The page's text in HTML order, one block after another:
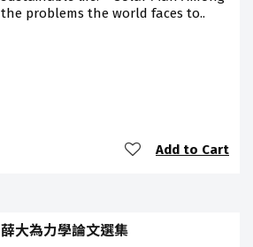
the problems the world faces to..
Add to Cart
薛大為力學論文選集